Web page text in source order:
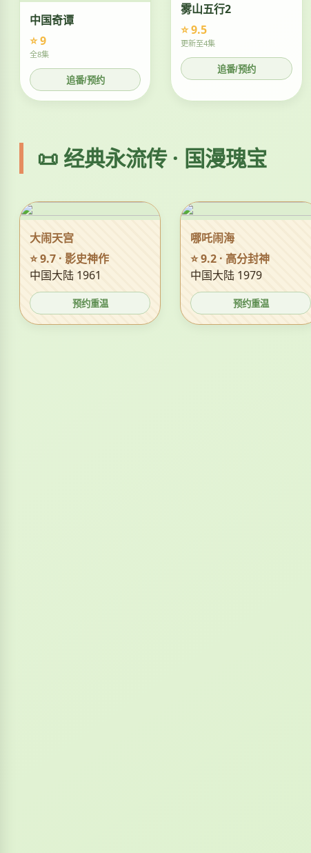
中国奇谭
⭐ 9
全8集
追番/预约
雾山五行2
⭐ 9.5
更新至4集
追番/预约
📜 经典永流传 · 国漫瑰宝
大闹天宫
⭐ 9.7 · 影史神作
中国大陆 1961
预约重温
哪吒闹海
⭐ 9.2 · 高分封神
中国大陆 1979
预约重温